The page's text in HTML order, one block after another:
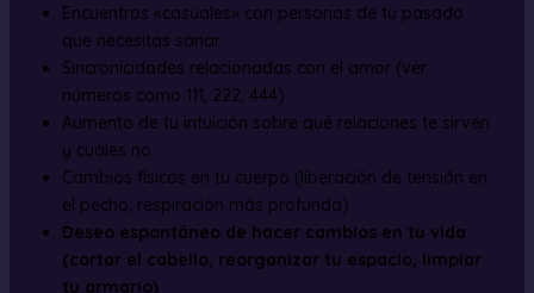
Encuentros «casuales» con personas de tu pasado
que necesitas sanar
Sincronicidades relacionadas con el amor (ver
números como 111, 222, 444)
Aumento de tu intuición sobre qué relaciones te sirven
y cuáles no
Cambios físicos en tu cuerpo (liberación de tensión en
el pecho, respiración más profunda)
Deseo espontáneo de hacer cambios en tu vida
(cortar el cabello, reorganizar tu espacio, limpiar
tu armario)